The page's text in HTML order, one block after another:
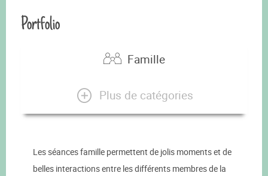
Portfolio
Famille
Plus de catégories
Les séances famille permettent de jolis moments et de
belles interactions entre les différents membres de la